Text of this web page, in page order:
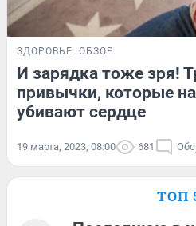
ЗДОРОВЬЕ ОБЗОР
И зарядка тоже зря!
привычки, которые
убивают сердце
19 марта, 2023, 08:00 681
ТОП